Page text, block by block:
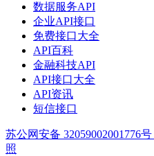
数据服务API
企业API接口
免费接口大全
API百科
金融科技API
API接口大全
API资讯
短信接口
苏公网安备 32059002001776号
照